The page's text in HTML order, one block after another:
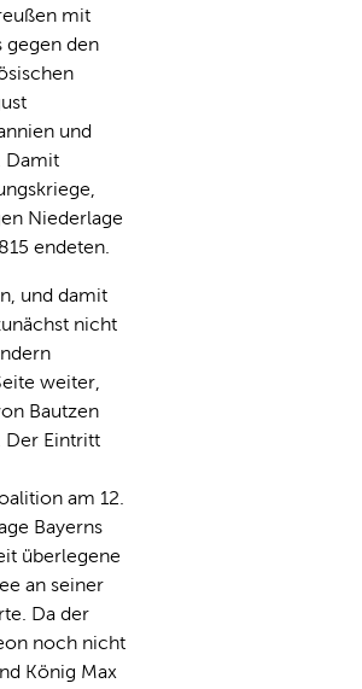
mit
gegen den
und
Damit
Niederlage
endeten.
und damit
nicht
weiter,
Bautzen
Der Eintritt
am 12.
Bayerns
überlegene
an seiner
Da der
noch nicht
König Max